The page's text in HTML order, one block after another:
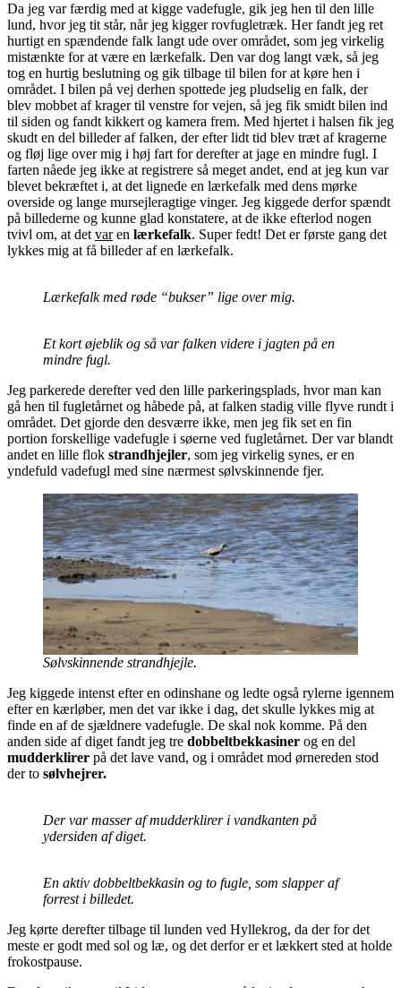
Da jeg var færdig med at kigge vadefugle, gik jeg hen til den lille
lund, hvor jeg tit står, når jeg kigger rovfugletræk. Her fandt jeg ret
hurtigt en spændende falk langt ude over området, som jeg virkelig
mistænkte for at være en lærkefalk. Den var dog langt væk, så jeg
tog en hurtig beslutning og gik tilbage til bilen for at køre hen i
området. I bilen på vej derhen spottede jeg pludselig en falk, der
blev mobbet af krager til venstre for vejen, så jeg fik smidt bilen ind
til siden og fandt kikkert og kamera frem. Med hjertet i halsen fik jeg
skudt en del billeder af falken, der efter lidt tid blev træt af kragerne
og fløj lige over mig i høj fart for derefter at jage en mindre fugl. I
farten nåede jeg ikke at registrere så meget andet, end at jeg kun var
blevet bekræftet i, at det lignede en lærkefalk med dens mørke
overside og lange mursejleragtige vinger. Jeg kiggede derfor spændt
på billederne og kunne glad konstatere, at de ikke efterlod nogen
tvivl om, at det varen lærkefalk. Super fedt! Det er første gang det
lykkes mig at få billeder af en lærkefalk.
Lærkefalk med røde “bukser” lige over mig.
Et kort øjeblik og så var falken videre i jagten på en
mindre fugl.
Jeg parkerede derefter ved den lille parkeringsplads, hvor man kan
gå hen til fugletårnet og håbede på, at falken stadig ville flyve rundt i
området. Det gjorde den desværre ikke, men jeg fik set en fin
portion forskellige vadefugle i søerne ved fugletårnet. Der var blandt
andet en lille flok strandhjejler, som jeg virkelig synes, er en
yndefuld vadefugl med sine nærmest sølvskinnende fjer.
Sølvskinnende strandhjejle.
Jeg kiggede intenst efter en odinshane og ledte også rylerne igennem
efter en kærløber, men det var ikke i dag, det skulle lykkes mig at
finde en af de sjældnere vadefugle. De skal nok komme. På den
anden side af diget fandt jeg tre dobbeltbekkasiner og en del
mudderklirer på det lave vand, og i området mod ørnereden stod
der to sølvhejrer.
Der var masser af mudderklirer i vandkanten på
ydersiden af diget.
En aktiv dobbeltbekkasin og to fugle, som slapper af
forrest i billedet.
Jeg kørte derefter tilbage til lunden ved Hyllekrog, da der for det
meste er godt med sol og læ, og det derfor er et lækkert sted at holde
frokostpause.